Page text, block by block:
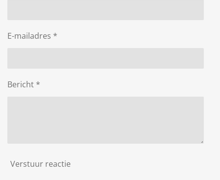
E-mailadres *
Bericht *
Verstuur reactie